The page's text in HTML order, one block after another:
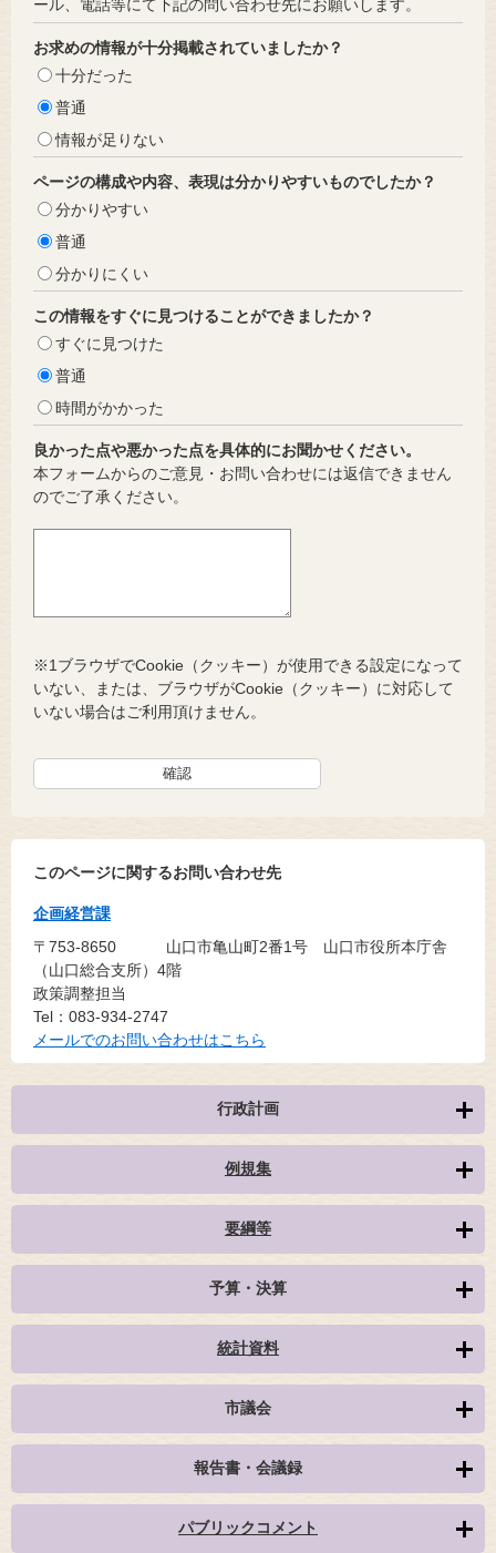
ール、電話等にて下記の問い合わせ先にお願いします。
お求めの情報が十分掲載されていましたか？
十分だった
普通
情報が足りない
ページの構成や内容、表現は分かりやすいものでしたか？
分かりやすい
普通
分かりにくい
この情報をすぐに見つけることができましたか？
すぐに見つけた
普通
時間がかかった
良かった点や悪かった点を具体的にお聞かせください。
本フォームからのご意見・お問い合わせには返信できません
のでご了承ください。
※1ブラウザでCookie（クッキー）が使用できる設定になって
いない、または、ブラウザがCookie（クッキー）に対応して
いない場合はご利用頂けません。
このページに関するお問い合わせ先
企画経営課
〒753-8650
山口市亀山町2番1号 山口市役所本庁舎
（山口総合支所）4階
政策調整担当
Tel：083-934-2747
メールでのお問い合わせはこちら
行政計画
例規集
要綱等
予算・決算
統計資料
市議会
報告書・会議録
パブリックコメント